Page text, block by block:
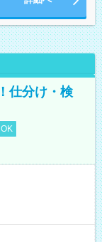
仕分け・検